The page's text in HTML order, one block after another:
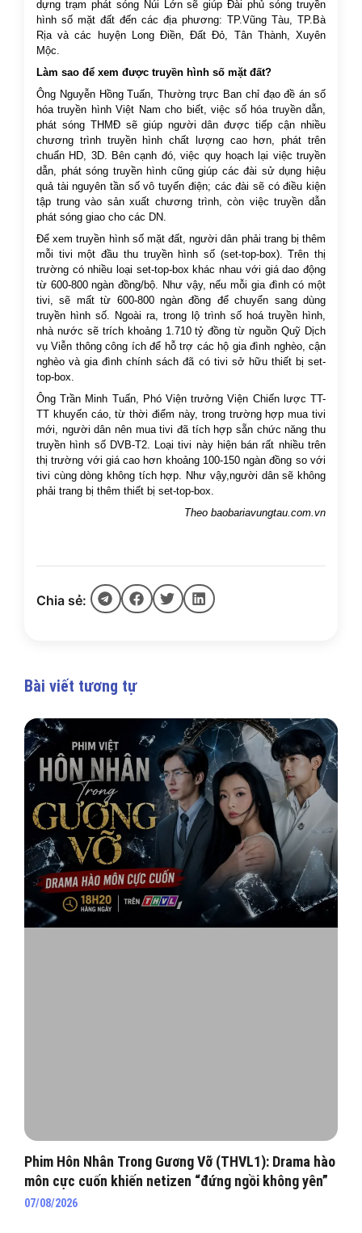
dựng trạm phát sóng Núi Lớn sẽ giúp Đài phủ sóng truyền
hình số mặt đất đến các địa phương: TP.Vũng Tàu, TP.Bà
Rịa và các huyện Long Điền, Đất Đỏ, Tân Thành, Xuyên
Mộc.
Làm sao để xem được truyền hình số mặt đất?
Ông Nguyễn Hồng Tuấn, Thường trực Ban chỉ đạo đề án số
hóa truyền hình Việt Nam cho biết, việc số hóa truyền dẫn,
phát sóng THMĐ sẽ giúp người dân được tiếp cận nhiều
chương trình truyền hình chất lượng cao hơn, phát trên
chuẩn HD, 3D. Bên cạnh đó, việc quy hoạch lại việc truyền
dẫn, phát sóng truyền hình cũng giúp các đài sử dụng hiệu
quả tài nguyên tần số vô tuyến điện; các đài sẽ có điều kiện
tập trung vào sản xuất chương trình, còn việc truyền dẫn
phát sóng giao cho các DN.
Để xem truyền hình số mặt đất, người dân phải trang bị thêm
mỗi tivi một đầu thu truyền hình số (set-top-box). Trên thị
trường có nhiều loại set-top-box khác nhau với giá dao động
từ 600-800 ngàn đồng/bộ. Như vậy, nếu mỗi gia đình có một
tivi, sẽ mất từ 600-800 ngàn đồng để chuyển sang dùng
truyền hình số. Ngoài ra, trong lộ trình số hoá truyền hình,
nhà nước sẽ trích khoảng 1.710 tỷ đồng từ nguồn Quỹ Dịch
vụ Viễn thông công ích để hỗ trợ các hộ gia đình nghèo, cận
nghèo và gia đình chính sách đã có tivi sở hữu thiết bị set-
top-box.
Ông Trần Minh Tuấn, Phó Viện trưởng Viện Chiến lược TT-
TT khuyến cáo, từ thời điểm này, trong trường hợp mua tivi
mới, người dân nên mua tivi đã tích hợp sẵn chức năng thu
truyền hình số DVB-T2. Loại tivi này hiện bán rất nhiều trên
thị trường với giá cao hơn khoảng 100-150 ngàn đồng so với
tivi cùng dòng không tích hợp. Như vậy,người dân sẽ không
phải trang bị thêm thiết bị set-top-box.
Theo baobariavungtau.com.vn
Chia sẻ:
Bài viết tương tự
Phim Hôn Nhân Trong Gương Vỡ (THVL1): Drama hào
môn cực cuốn khiến netizen “đứng ngồi không yên”
07/08/2026